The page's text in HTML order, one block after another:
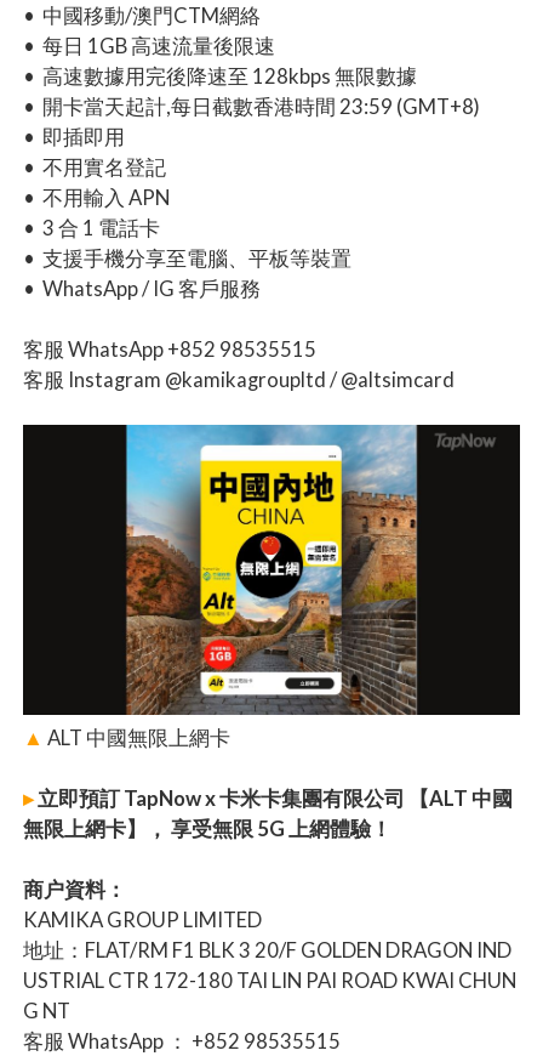
• 中國移動/澳門CTM網絡
• 每日 1GB 高速流量後限速
• 高速數據用完後降速至 128kbps 無限數據
• 開卡當天起計,每日截數香港時間 23:59 (GMT+8)
• 即插即用
• 不用實名登記
• 不用輸入 APN
• 3 合 1 電話卡
• 支援手機分享至電腦、平板等裝置
• WhatsApp / IG 客戶服務
客服 WhatsApp +852 98535515
客服 Instagram @kamikagroupltd / @altsimcard
▲ ALT 中國無限上網卡
▸立即預訂 TapNow x 卡米卡集團有限公司 【ALT 中國
無限上網卡】， 享受無限 5G 上網體驗！
商户資料：
KAMIKA GROUP LIMITED
地址：FLAT/RM F1 BLK 3 20/F GOLDEN DRAGON IND
USTRIAL CTR 172-180 TAI LIN PAI ROAD KWAI CHUN
G NT
客服 WhatsApp ： +852 98535515